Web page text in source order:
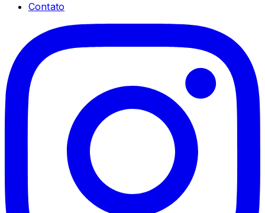
Contato